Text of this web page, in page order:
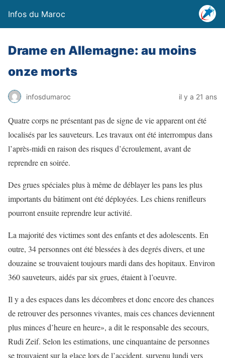
Infos du Maroc
Drame en Allemagne: au moins
onze morts
infosdumaroc il y a 21 ans
Quatre corps ne présentant pas de signe de vie apparent ont été
localisés par les sauveteurs. Les travaux ont été interrompus dans
l’après-midi en raison des risques d’écroulement, avant de
reprendre en soirée.
Des grues spéciales plus à même de déblayer les pans les plus
importants du bâtiment ont été déployées. Les chiens renifleurs
pourront ensuite reprendre leur activité.
La majorité des victimes sont des enfants et des adolescents. En
outre, 34 personnes ont été blessées à des degrés divers, et une
douzaine se trouvaient toujours mardi dans des hopitaux. Environ
360 sauveteurs, aidés par six grues, étaient à l’oeuvre.
Il y a des espaces dans les décombres et donc encore des chances
de retrouver des personnes vivantes, mais ces chances deviennent
plus minces d’heure en heure», a dit le responsable des secours,
Rudi Zeif. Selon les estimations, une cinquantaine de personnes
se trouvaient sur la glace lors de l’accident, survenu lundi vers